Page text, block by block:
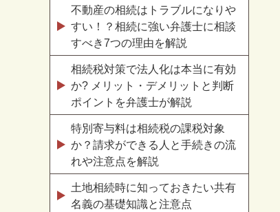
不動産の相続はトラブルになりや
すい！？相続に強い弁護士に相談
すべき7つの理由を解説
相続税対策で法人化は本当に有効
か? メリット・デメリットと判断
ポイントを弁護士が解説
特別寄与料は相続税の課税対象
か？請求ができる人と手続きの流
れや注意点を解説
土地相続時に知っておきたい共有
名義の基礎知識と注意点